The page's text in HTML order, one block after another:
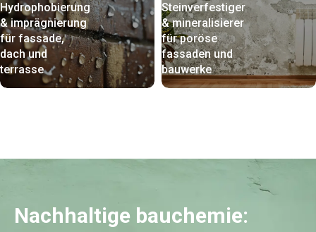
Hydrophobierung
& imprägnierung
für fassade,
dach und
terrasse
Steinverfestiger
& mineralisierer
für poröse
fassaden und
bauwerke
Nachhaltige bauchemie: